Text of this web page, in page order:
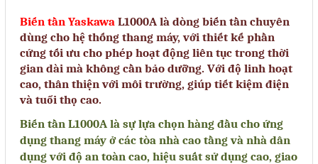
Biến tần Yaskawa L1000A là dòng biến tần chuyên
dùng cho hệ thống thang máy, với thiết kế phần
cứng tối ưu cho phép hoạt động liên tục trong thời
gian dài mà không cần bảo dưỡng. Với độ linh hoạt
cao, thân thiện với môi trường, giúp tiết kiệm điện
và tuổi thọ cao.
Biến tần L1000A là sự lựa chọn hàng đầu cho ứng
dụng thang máy ở các tòa nhà cao tầng và nhà dân
dụng với độ an toàn cao, hiệu suất sử dụng cao, giao
Thiết bị điều khiển và giám
sát
Thiết bị cảnh báo
Thiết bị đo lường - Cảm biến
Bộ điều khiển nhiệt độ
Bộ đếm - Bộ hẹn giờ